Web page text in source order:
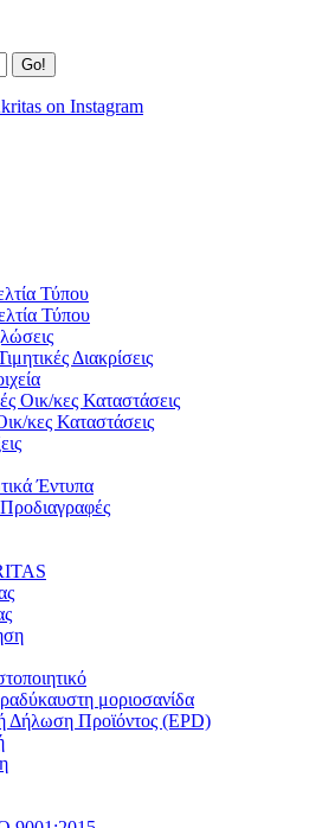
Τύπου
Τύπου
Διακρίσεις
Οικ/κες Καταστάσεις
κες Καταστάσεις
Έντυπα
Προδιαγραφές
μοριοσανίδα
Δήλωση Προϊόντος (EPD)